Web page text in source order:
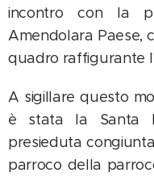
incontro con la
Amendolara Paese,
quadro raffigurante
A sigillare questo
è stata la Santa
presieduta
parroco della